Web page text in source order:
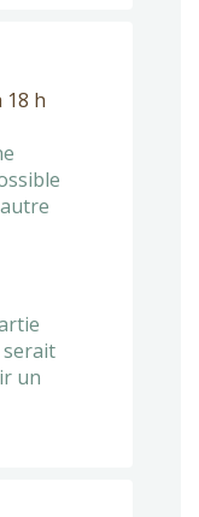
18 h
serait
un